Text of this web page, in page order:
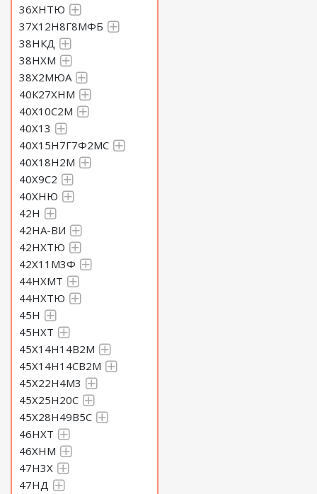
36ХНТЮ
37Х12Н8Г8МФБ
38НКД
38НХМ
38Х2МЮА
40К27ХНМ
40Х10С2М
40Х13
40Х15Н7Г7Ф2МС
40Х18Н2М
40Х9С2
40ХНЮ
42Н
42НА-ВИ
42НХТЮ
42Х11М3Ф
44НХМТ
44НХТЮ
45Н
45НХТ
45Х14Н14В2М
45Х14Н14СВ2М
45Х22Н4М3
45Х25Н20С
45Х28Н49В5С
46НХТ
46ХНМ
47Н3Х
47НД